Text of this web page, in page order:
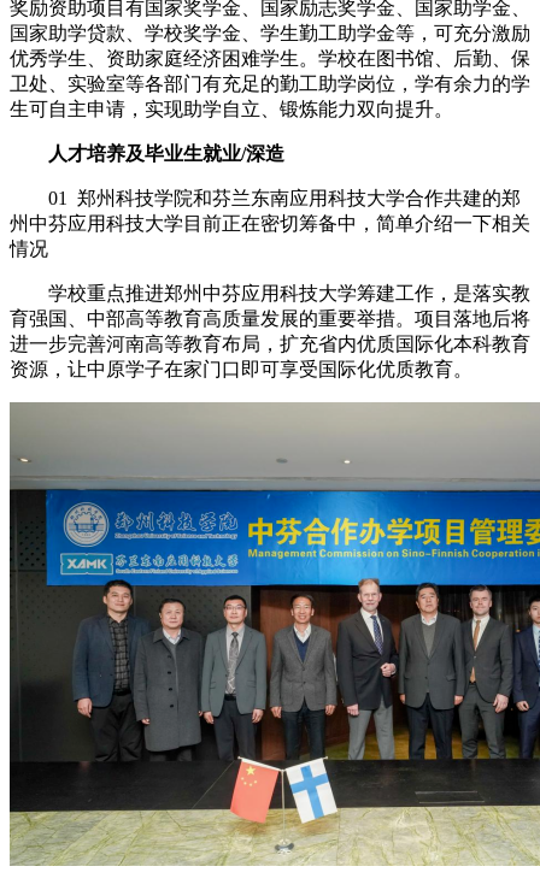
奖励资助项目有国家奖学金、国家励志奖学金、国家助学金、
国家助学贷款、学校奖学金、学生勤工助学金等，可充分激励
优秀学生、资助家庭经济困难学生。学校在图书馆、后勤、保
卫处、实验室等各部门有充足的勤工助学岗位，学有余力的学
生可自主申请，实现助学自立、锻炼能力双向提升。
人才培养及毕业生就业/深造
01 郑州科技学院和芬兰东南应用科技大学合作共建的郑
州中芬应用科技大学目前正在密切筹备中，简单介绍一下相关
情况
学校重点推进郑州中芬应用科技大学筹建工作，是落实教
育强国、中部高等教育高质量发展的重要举措。项目落地后将
进一步完善河南高等教育布局，扩充省内优质国际化本科教育
资源，让中原学子在家门口即可享受国际化优质教育。